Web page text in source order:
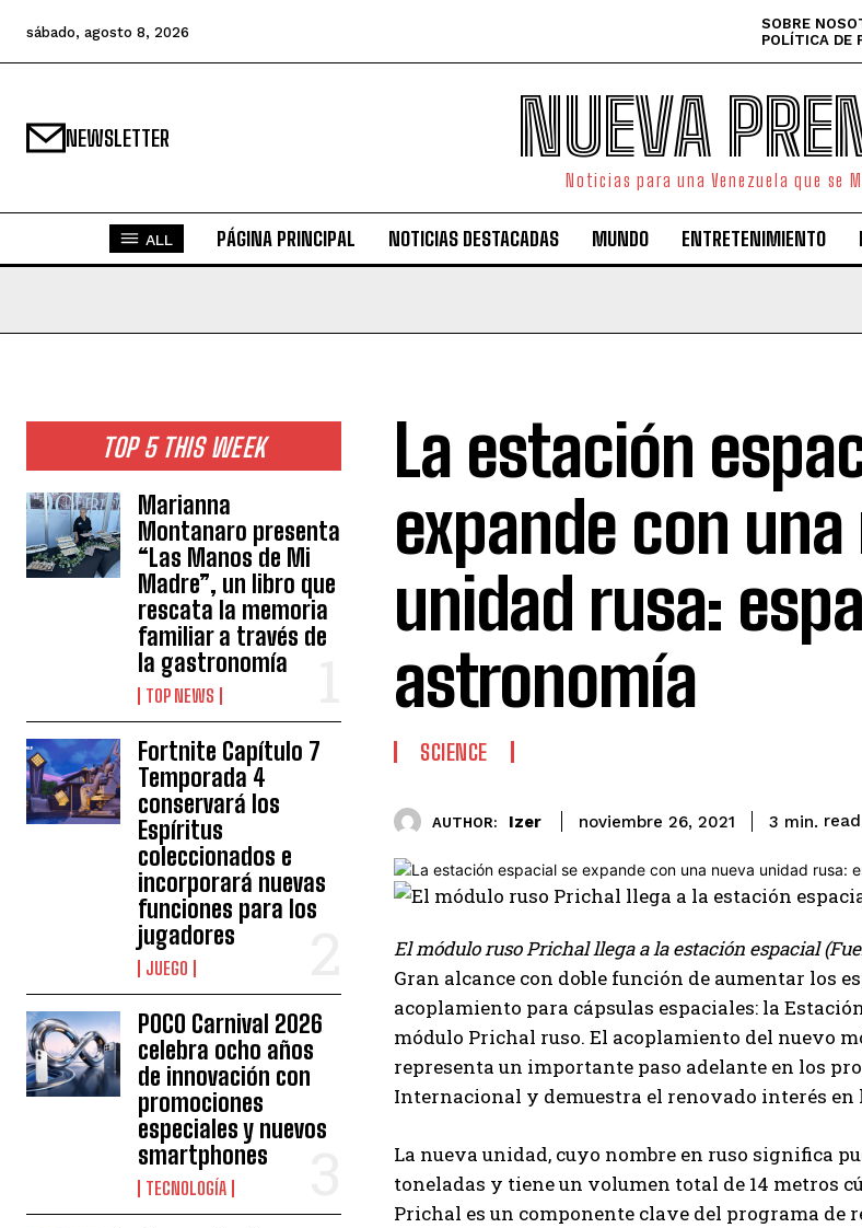
sábado, agosto 8, 2026 SOBRE
POLÍTICA DE
NEWSLETTER NUEVA
Noticias para una Venezuela que se
ALL PÁGINA PRINCIPAL NOTICIAS DESTACADAS MUNDO ENTRETENIMIENTO
TOP 5 THIS WEEK
Marianna
Montanaro presenta
“Las Manos de Mi
Madre”, un libro que
rescata la memoria
familiar a través de
la gastronomía
TOP NEWS
Fortnite Capítulo 7
Temporada 4
conservará los
Espíritus
coleccionados e
incorporará nuevas
funciones para los
jugadores
JUEGO
POCO Carnival 2026
celebra ocho años
de innovación con
promociones
especiales y nuevos
smartphones
TECNOLOGÍA
La estación
expande con una
unidad rusa:
astronomía
SCIENCE
AUTHOR: Izer noviembre 26, 2021 3 min. read
El módulo ruso Prichal llega a la estación espacial
Gran alcance con doble función de aumentar los
acoplamiento para cápsulas espaciales: la
módulo Prichal ruso. El acoplamiento del nuevo
representa un importante paso adelante en los
Internacional y demuestra el renovado interés en
La nueva unidad, cuyo nombre en ruso significa
toneladas y tiene un volumen total de 14 metros
Prichal es un componente clave del programa de